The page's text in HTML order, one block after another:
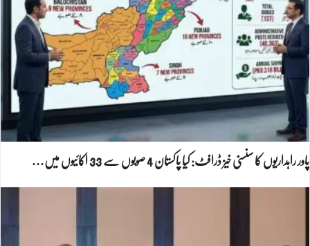
پاور راہداریوں کا سنسنی خیز ڈرافٹ: کیا پاکستان 4 صوبوں سے 33 اکائیوں میں…